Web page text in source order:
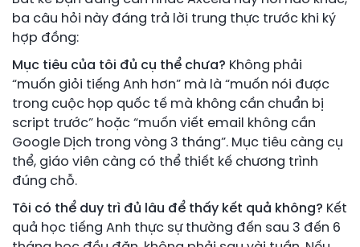
ba câu hỏi này đáng trả lời trung thực trước khi ký
hợp đồng:
Mục tiêu của tôi đủ cụ thể chưa? Không phải
“muốn giỏi tiếng Anh hơn” mà là “muốn nói được
trong cuộc họp quốc tế mà không cần chuẩn bị
script trước” hoặc “muốn viết email không cần
Google Dịch trong vòng 3 tháng”. Mục tiêu càng cụ
thể, giáo viên càng có thể thiết kế chương trình
đúng chỗ.
Tôi có thể duy trì đủ lâu để thấy kết quả không? Kết
quả học tiếng Anh thực sự thường đến sau 3 đến 6